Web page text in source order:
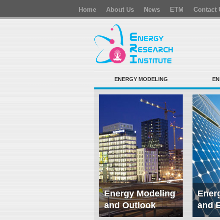
Home About Us News ETM Contact
ENERGY MODELING
Energy Modeling
and Outlook
and